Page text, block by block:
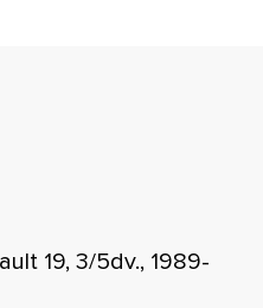
19, 3/5dv., 1989-